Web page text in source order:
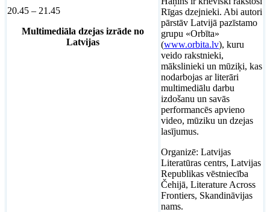
20.45 – 21.45
Multimediāla dzejas izrāde no
Latvijas
Rīgas dzejnieki. Abi autori
pārstāv Latvijā pazīstamo
grupu «Orbīta»
(www.orbita.lv), kuru
veido rakstnieki,
mākslinieki un mūziķi, kas
nodarbojas ar literāri
multimediālu darbu
izdošanu un savās
performancēs apvieno
video, mūziku un dzejas
lasījumus.
Organizē: Latvijas
Literatūras centrs, Latvijas
Republikas vēstniecība
Čehijā, Literature Across
Frontiers, Skandināvijas
nams.